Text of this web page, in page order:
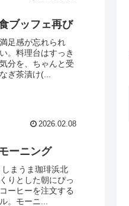
ブッフェ再び
足感が忘れられ
。料理台はすっき
分を、ちゃんと受
ぎ茶漬け(...
2026.02.08
ーニング
まうま珈琲浜北
りとした朝にぴっ
ーヒーを注文する
。モーニ...